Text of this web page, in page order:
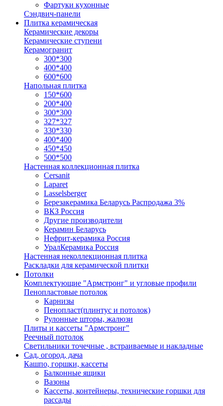
Фартуки кухонные
Сэндвич-панели
Плитка керамическая
Керамические декоры
Керамические ступени
Керамогранит
300*300
400*400
600*600
Напольная плитка
150*600
200*400
300*300
327*327
330*330
400*400
450*450
500*500
Настенная коллекционная плитка
Cersanit
Laparet
Lasselsberger
Березакерамика Беларусь Распродажа 3%
ВКЗ Россия
Другие производители
Керамин Беларусь
Нефрит-керамика Россия
УралКерамика Россия
Настенная неколлекционная плитка
Раскладки для керамической плитки
Потолки
Комплектующие "Армстронг" и угловые профили
Пенопластовые потолок
Карнизы
Пенопласт(плинтус и потолок)
Рулонные шторы, жалюзи
Плиты и кассеты "Армстронг"
Реечный потолок
Светильники точечные , встраиваемые и накладные
Сад, огород, дача
Кашпо, горшки, кассеты
Балконные ящики
Вазоны
Кассеты, контейнеры, технические горшки для
рассады